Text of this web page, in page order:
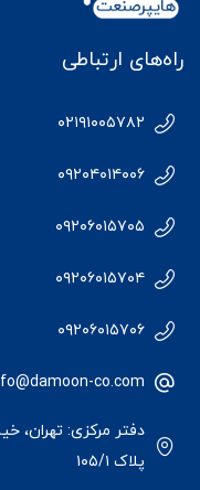
راه‌های ارتباطی
۰۲۱۹۱۰۰۵۷۸۲
۰۹۲۰۴۰۱۴۰۰۶
۰۹۲۰۶۰۱۵۷۰۵
۰۹۲۰۶۰۱۵۷۰۴
۰۹۲۰۶۰۱۵۷۰۶
co.com
دفتر مرکزی: تهران،
پلاک ۱۰۵/۱